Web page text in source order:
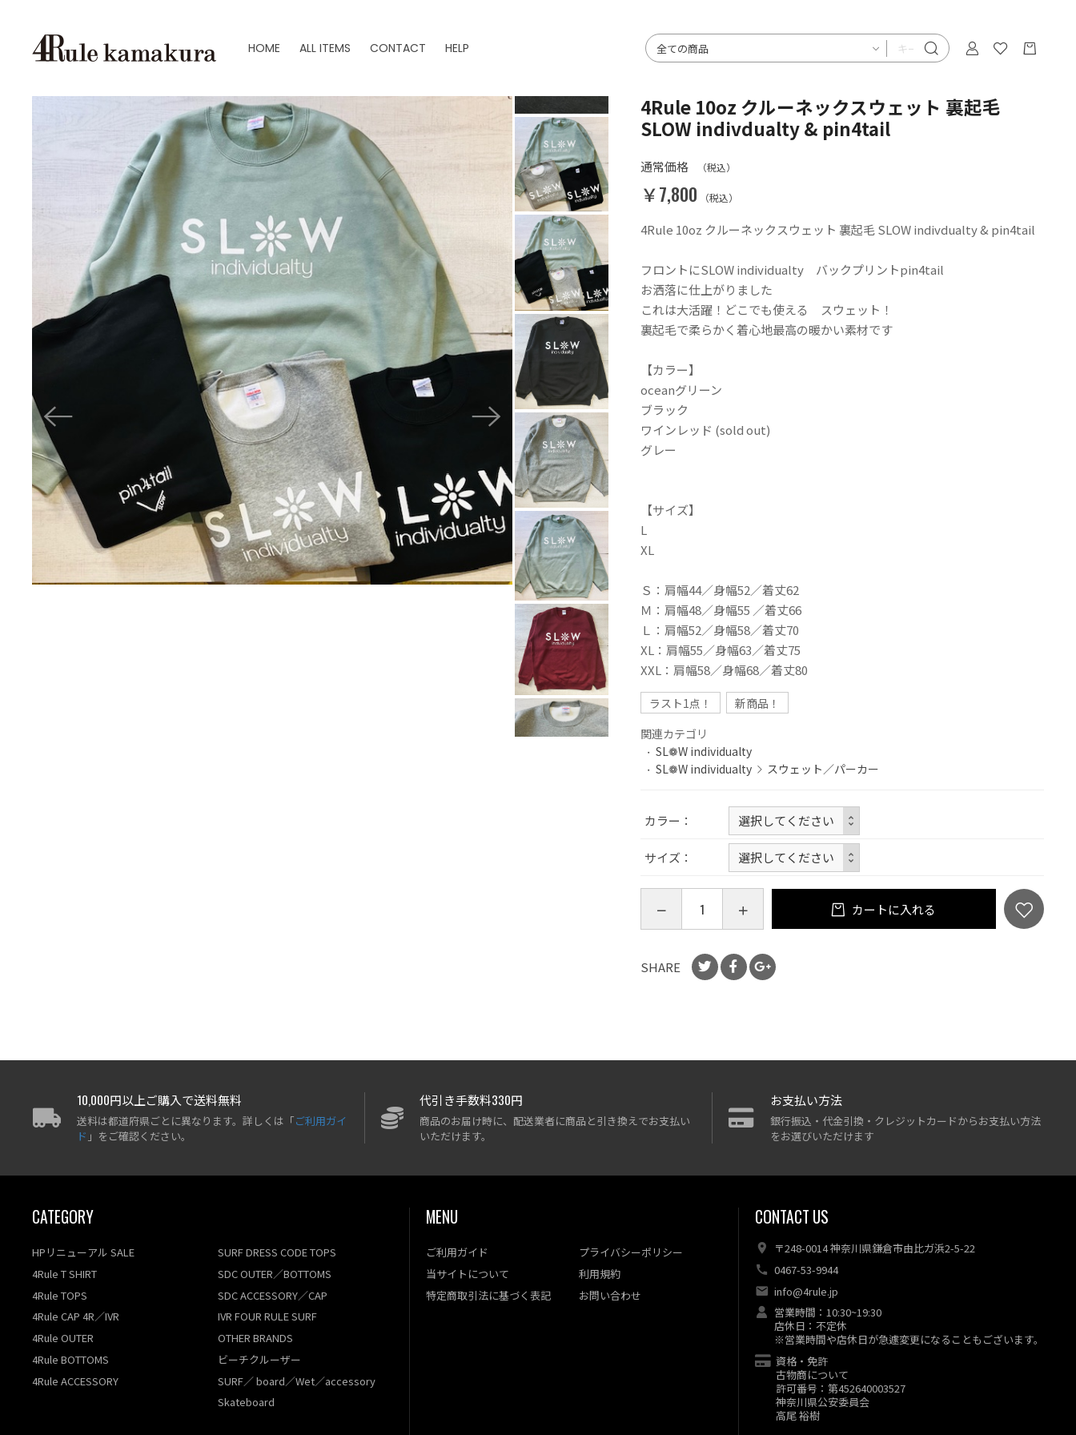
HOME ALL ITEMS CONTACT HELP
4Rule 10oz クルーネックスウェット 裏起毛
SLOW indivdualty & pin4tail
通常価格 （税込）
￥7,800 （税込）
4Rule 10oz クルーネックスウェット 裏起毛 SLOW indivdualty & pin4tail
フロントにSLOW individualty バックプリントpin4tail
お洒落に仕上がりました
これは大活躍！どこでも使える スウェット！
裏起毛で柔らかく着心地最高の暖かい素材です
【カラー】
oceanグリーン
ブラック
ワインレッド (sold out)
グレー
【サイズ】
L
XL
Ｓ：肩幅44／身幅52／着丈62
Ｍ：肩幅48／身幅55 ／着丈66
Ｌ：肩幅52／身幅58／着丈70
XL：肩幅55／身幅63／着丈75
XXL：肩幅58／身幅68／着丈80
ラスト1点！
新商品！
関連カテゴリ
SL❁W individualty
SL❁W individualty
スウェット／パーカー
カラー
サイズ
カートに入れる
SHARE
10,000円以上ご購入で送料無料
送料は都道府県ごとに異なります。詳しくは「ご利用ガイ
ド 」をご確認ください。
代引き手数料330円
商品のお届け時に、配送業者に商品と引き換えでお支払い
いただけます。
お支払い方法
銀行振込・代金引換・クレジットカードからお支払い方法
をお選びいただけます
CATEGORY
HPリニューアル SALE
4Rule T SHIRT
4Rule TOPS
4Rule CAP 4R／IVR
4Rule OUTER
4Rule BOTTOMS
4Rule ACCESSORY
SURF DRESS CODE TOPS
SDC OUTER／BOTTOMS
SDC ACCESSORY／CAP
IVR FOUR RULE SURF
OTHER BRANDS
ビーチクルーザー
SURF／ board／Wet／accessory
Skateboard
MENU
ご利用ガイド
当サイトについて
特定商取引法に基づく表記
プライバシーポリシー
利用規約
お問い合わせ
CONTACT US
〒248-0014 神奈川県鎌倉市由比ガ浜2-5-22
0467-53-9944
info@4rule.jp
営業時間：10:30~19:30
店休日：不定休
※営業時間や店休日が急遽変更になることもございます。
資格・免許
古物商について
許可番号：第452640003527
神奈川県公安委員会
高尾 裕樹